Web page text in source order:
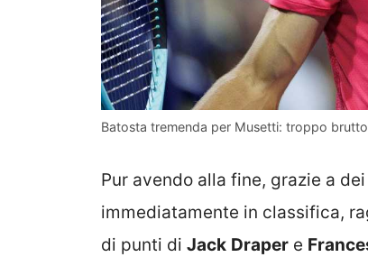
Batosta tremenda per Musetti: troppo
Pur avendo alla fine, grazie a
immediatamente in classifica,
di punti di Jack Draper e